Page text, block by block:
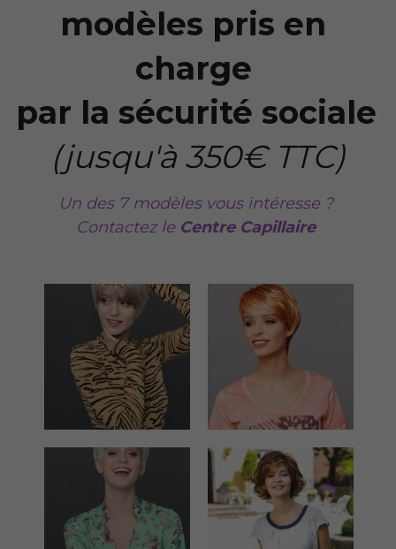
modèles pris en
charge
par la sécurité sociale
(jusqu'à 350€ TTC)
Un des 7 modèles vous intéresse ?
Contactez le Centre Capillaire